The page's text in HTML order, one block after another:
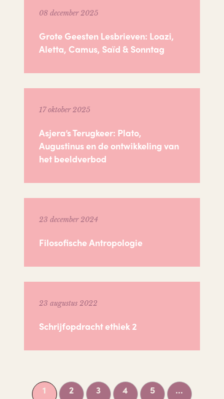
08 december 2025
Grote Geesten Lesbrieven: Loazi,
Aletta, Camus, Saïd & Sonntag
17 oktober 2025
Asjera’s Terugkeer: Plato,
Augustinus en de ontwikkeling van
het beeldverbod
23 december 2024
Filosofische Antropologie
23 augustus 2022
Schrijfopdracht ethiek 2
1 2 3 4 5 ...